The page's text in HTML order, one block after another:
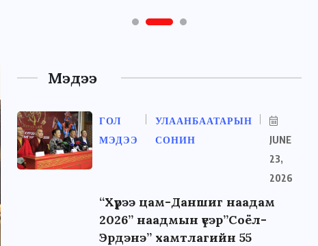
Мэдээ
ГОЛ
МЭДЭЭ
УЛААНБААТАРЫН
СОНИН
JUNE
23,
2026
“Хүрээ цам-Даншиг наадам
2026” наадмын үеэр”Соёл-
Эрдэнэ” хамтлагийн 55